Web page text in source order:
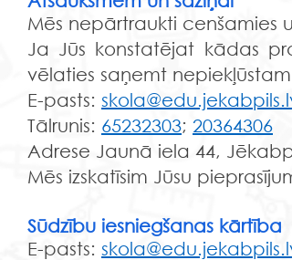
Mēs nepārtraukti cenšamies
Ja Jūs konstatējat kādas
vēlaties saņemt
E-pasts: skola@edu.jekabpils.lv
Tālrunis: 65232303; 20364306
Adrese Jaunā iela 44,
Mēs izskatīsim Jūsu
Sūdzību iesniegšanas kārtība
E-pasts: skola@edu.jekabpils.lv